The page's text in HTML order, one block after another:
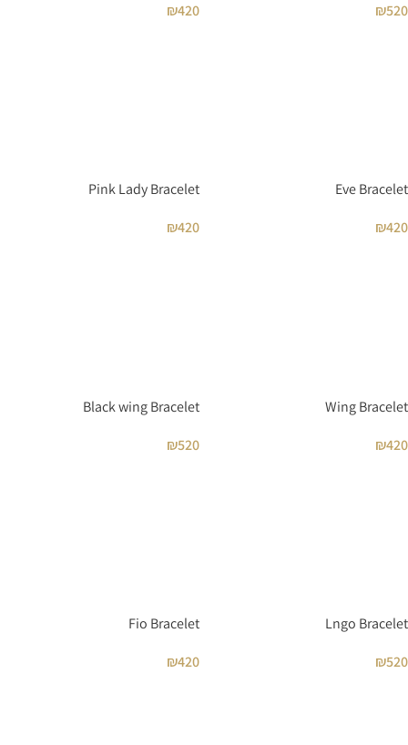
₪520
₪420
Eve Bracelet
₪420
Pink Lady Bracelet
₪420
Wing Bracelet
₪420
Black wing Bracelet
₪520
Lngo Bracelet
₪520
Fio Bracelet
₪420